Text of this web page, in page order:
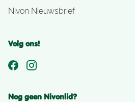
Nivon Nieuwsbrief
Volg ons!
Nog geen Nivonlid?